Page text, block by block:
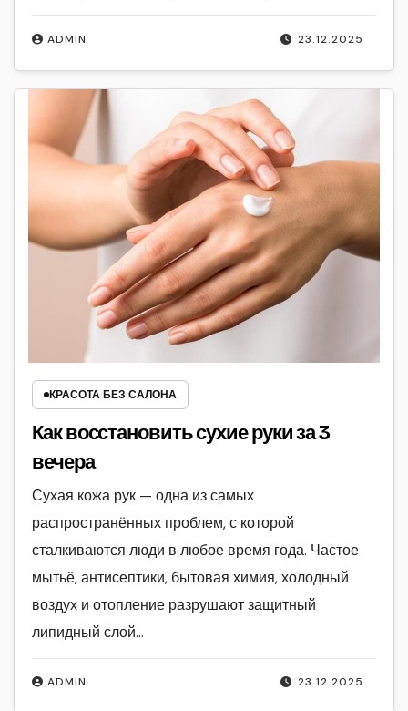
23.12.2025
ADMIN
КРАСОТА БЕЗ САЛОНА
Как восстановить сухие руки за 3
вечера
23.12.2025
ADMIN
Сухая кожа рук — одна из самых
распространённых проблем, с которой
сталкиваются люди в любое время года. Частое
мытьё, антисептики, бытовая химия, холодный
воздух и отопление разрушают защитный
липидный слой…